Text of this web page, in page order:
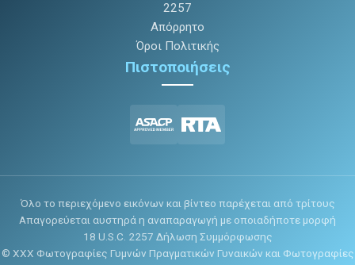
2257
Απόρρητο
Όροι Πολιτικής
Πιστοποιήσεις
Όλο το περιεχόμενο εικόνων και βίντεο παρέχεται από τρίτους
Απαγορεύεται αυστηρά η αναπαραγωγή με οποιαδήποτε μορφή
18 U.S.C. 2257 Δήλωση Συμμόρφωσης
© XXX Φωτογραφίες Γυμνών Πραγματικών Γυναικών και Φωτογραφίες